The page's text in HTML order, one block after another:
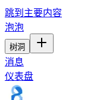
跳到主要内容
泡泡
树洞
消息
仪表盘